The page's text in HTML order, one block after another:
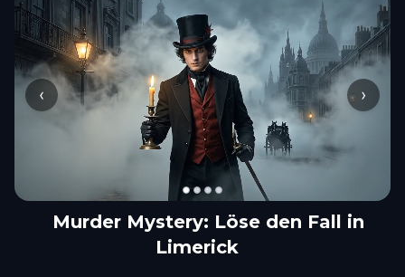
‹ ›
Murder Mystery: Löse den Fall in
Limerick